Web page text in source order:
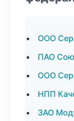
ООО
ПАО
ООО
НПП
ЗАО